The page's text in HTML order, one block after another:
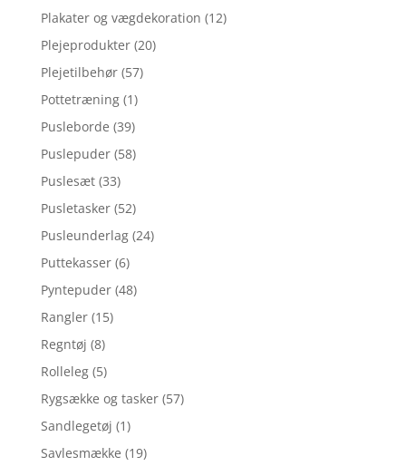
Plakater og vægdekoration (12)
Plejeprodukter (20)
Plejetilbehør (57)
Pottetræning (1)
Pusleborde (39)
Puslepuder (58)
Puslesæt (33)
Pusletasker (52)
Pusleunderlag (24)
Puttekasser (6)
Pyntepuder (48)
Rangler (15)
Regntøj (8)
Rolleleg (5)
Rygsække og tasker (57)
Sandlegetøj (1)
Savlesmække (19)